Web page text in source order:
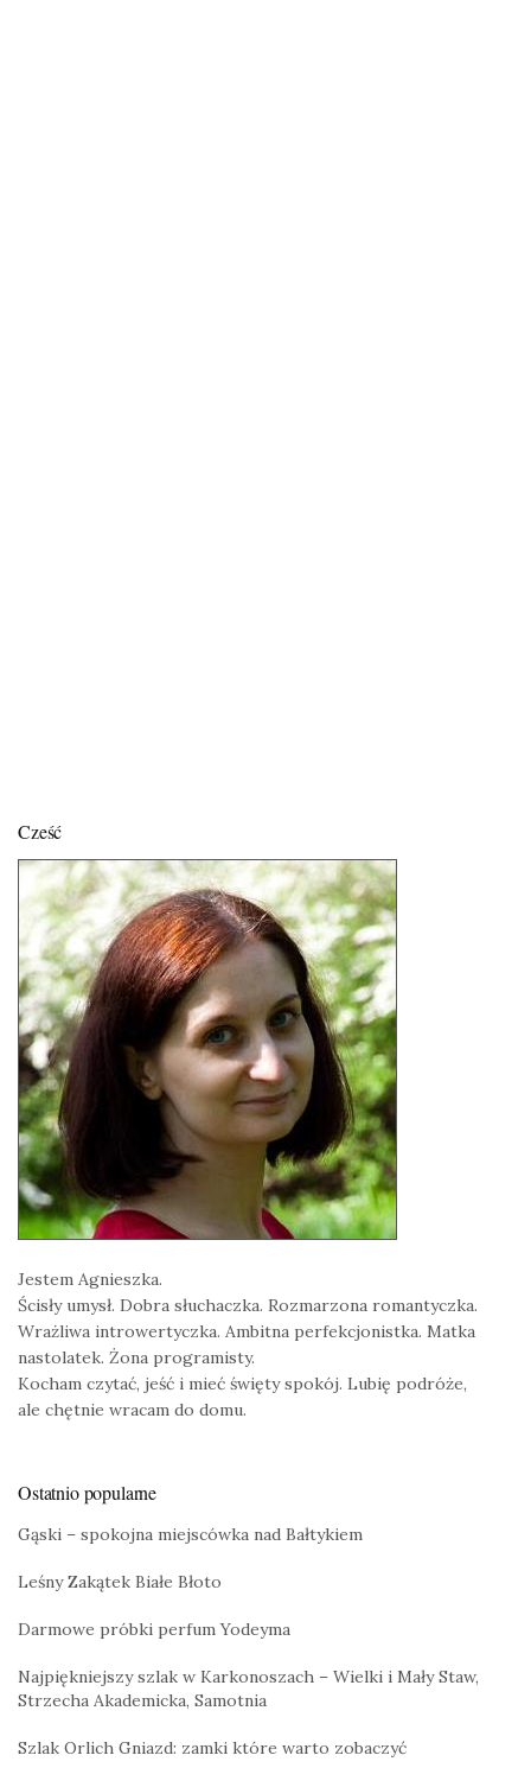
Cześć
Jestem Agnieszka.
Ścisły umysł. Dobra słuchaczka. Rozmarzona romantyczka.
Wrażliwa introwertyczka. Ambitna perfekcjonistka. Matka
nastolatek. Żona programisty.
Kocham czytać, jeść i mieć święty spokój. Lubię podróże,
ale chętnie wracam do domu.
Ostatnio popularne
Gąski – spokojna miejscówka nad Bałtykiem
Leśny Zakątek Białe Błoto
Darmowe próbki perfum Yodeyma
Najpiękniejszy szlak w Karkonoszach – Wielki i Mały Staw,
Strzecha Akademicka, Samotnia
Szlak Orlich Gniazd: zamki które warto zobaczyć